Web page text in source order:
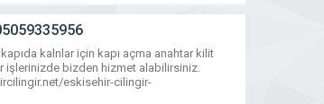
kalnlar için kapı açma anahtar kilit
işlerinizde bizden hizmet alabilirsiniz.
eskisehir-cilingir-